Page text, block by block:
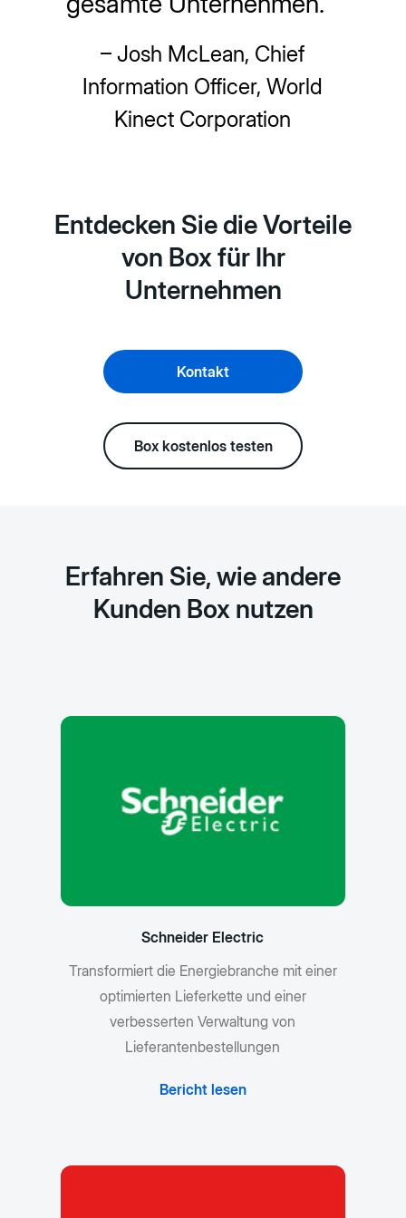
– Josh McLean, Chief
Information Officer, World
Kinect Corporation
Entdecken Sie die Vorteile
von Box für Ihr
Unternehmen
Kontakt
Box kostenlos testen
Erfahren Sie, wie andere
Kunden Box nutzen
Schneider Electric
Transformiert die Energiebranche mit einer
optimierten Lieferkette und einer
verbesserten Verwaltung von
Lieferantenbestellungen
Bericht lesen